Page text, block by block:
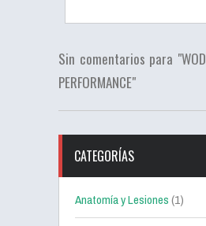
Sin comentarios para
PERFORMANCE"
CATEGORÍAS
Anatomía y Lesiones(1)